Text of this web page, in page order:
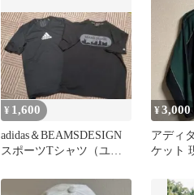
¥ 1,600
adidas＆BEAMSDESIGN
スポーツTシャツ（ユニ
¥3,000
アディ
ケット